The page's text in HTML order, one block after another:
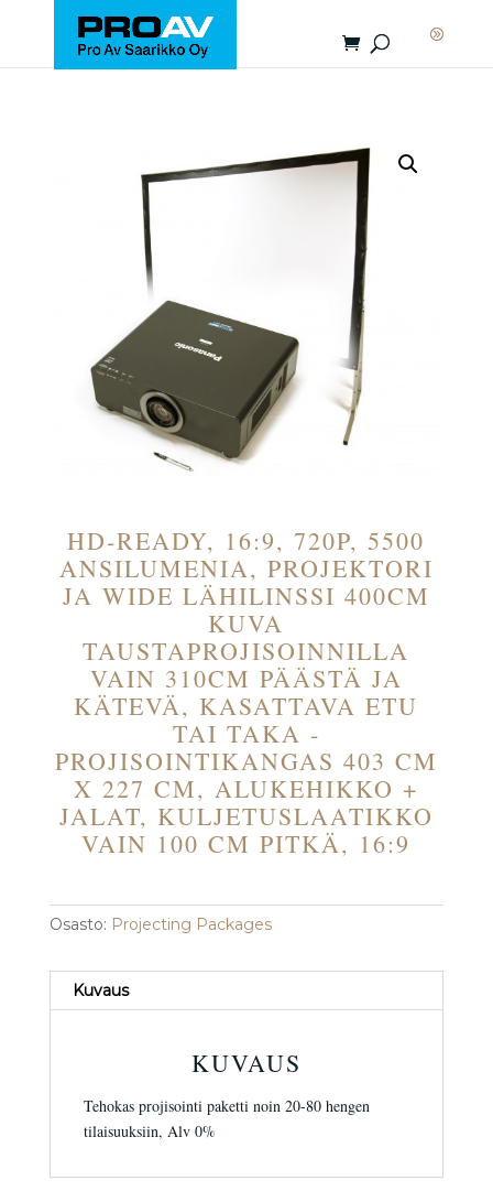
HD-READY, 16:9, 720P, 5500
ANSILUMENIA, PROJEKTORI
JA WIDE LÄHILINSSI 400CM
KUVA
TAUSTAPROJISOINNILLA
VAIN 310CM PÄÄSTÄ JA
KÄTEVÄ, KASATTAVA ETU
TAI TAKA -
PROJISOINTIKANGAS 403 CM
X 227 CM, ALUKEHIKKO +
JALAT, KULJETUSLAATIKKO
VAIN 100 CM PITKÄ, 16:9
Osasto: Projecting Packages
Kuvaus
KUVAUS
Tehokas projisointi paketti noin 20-80 hengen
tilaisuuksiin, Alv 0%